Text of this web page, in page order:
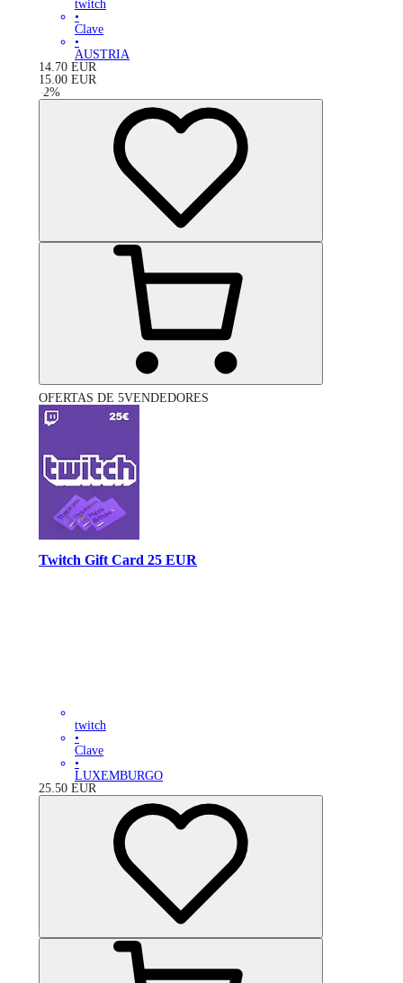
twitch
•
Clave
•
AUSTRIA
14.70 EUR
15.00 EUR
-2%
OFERTAS DE 5VENDEDORES
Twitch Gift Card 25 EUR
twitch
•
Clave
•
LUXEMBURGO
25.50 EUR